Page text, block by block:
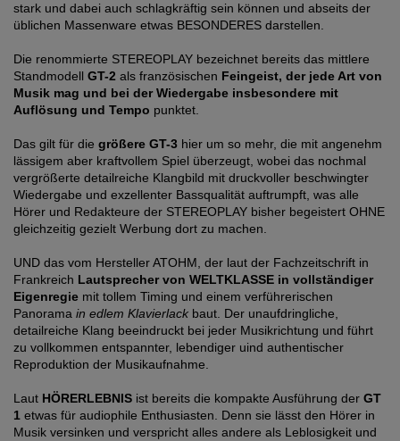
stark und dabei auch schlagkräftig sein können und abseits der
üblichen Massenware etwas BESONDERES darstellen.
Die renommierte STEREOPLAY bezeichnet bereits das mittlere
Standmodell GT-2 als französischen Feingeist, der jede Art von
Musik mag und bei der Wiedergabe insbesondere mit
Auflösung und Tempo punktet.
Das gilt für die größere GT-3 hier um so mehr, die mit angenehm
lässigem aber kraftvollem Spiel überzeugt, wobei das nochmal
vergrößerte detailreiche Klangbild mit druckvoller beschwingter
Wiedergabe und exzellenter Bassqualität auftrumpft, was alle
Hörer und Redakteure der STEREOPLAY bisher begeistert OHNE
gleichzeitig gezielt Werbung dort zu machen.
UND das vom Hersteller ATOHM, der laut der Fachzeitschrift in
Frankreich Lautsprecher von WELTKLASSE in vollständiger
Eigenregie mit tollem Timing und einem verführerischen
Panorama in edlem Klavierlack baut. Der unaufdringliche,
detailreiche Klang beeindruckt bei jeder Musikrichtung und führt
zu vollkommen entspannter, lebendiger uind authentischer
Reproduktion der Musikaufnahme.
Laut HÖRERLEBNIS ist bereits die kompakte Ausführung der GT
1 etwas für audiophile Enthusiasten. Denn sie lässt den Hörer in
Musik versinken und verspricht alles andere als Leblosigkeit und